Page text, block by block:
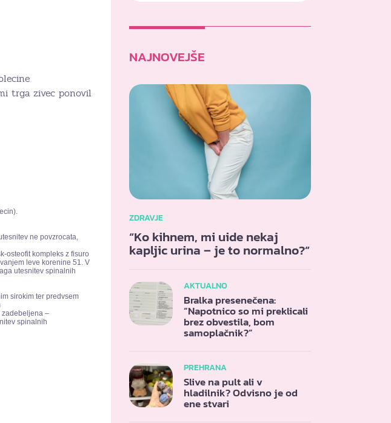
trga zivec ponovil
ne povzrocata,
osteofit kompleks z fisuro
leve korenine 51. V
utesnitev spinalnih
sirokim ter predvsem
zadebeljena –
spinalnih
NAJNOVEJŠE
ZDRAVJE
“Ko kihnem, mi uide nekaj
kapljic urina – je to normalno?”
AKTUALNO
Bralka presenečena:
“Napotnico so mi preklicali
brez obvestila, bom
samoplačnik?”
PREHRANA
Slive na pult ali v
hladilnik? Odvisno je od
ene stvari